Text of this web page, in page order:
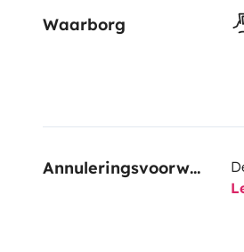
Waarborg
Annuleringsvoorwaarden